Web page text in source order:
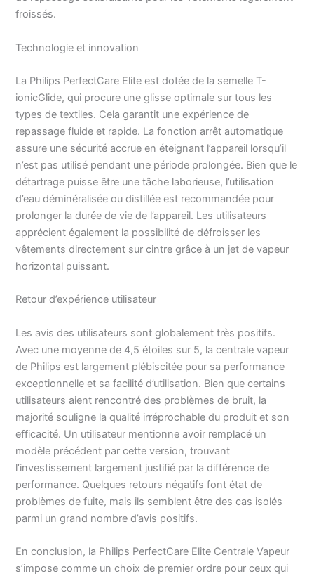
froissés.
Technologie et innovation
La Philips PerfectCare Elite est dotée de la semelle T-
ionicGlide, qui procure une glisse optimale sur tous les
types de textiles. Cela garantit une expérience de
repassage fluide et rapide. La fonction arrêt automatique
assure une sécurité accrue en éteignant l’appareil lorsqu’il
n’est pas utilisé pendant une période prolongée. Bien que le
détartrage puisse être une tâche laborieuse, l’utilisation
d’eau déminéralisée ou distillée est recommandée pour
prolonger la durée de vie de l’appareil. Les utilisateurs
apprécient également la possibilité de défroisser les
vêtements directement sur cintre grâce à un jet de vapeur
horizontal puissant.
Retour d’expérience utilisateur
Les avis des utilisateurs sont globalement très positifs.
Avec une moyenne de 4,5 étoiles sur 5, la centrale vapeur
de Philips est largement plébiscitée pour sa performance
exceptionnelle et sa facilité d’utilisation. Bien que certains
utilisateurs aient rencontré des problèmes de bruit, la
majorité souligne la qualité irréprochable du produit et son
efficacité. Un utilisateur mentionne avoir remplacé un
modèle précédent par cette version, trouvant
l’investissement largement justifié par la différence de
performance. Quelques retours négatifs font état de
problèmes de fuite, mais ils semblent être des cas isolés
parmi un grand nombre d’avis positifs.
En conclusion, la Philips PerfectCare Elite Centrale Vapeur
s’impose comme un choix de premier ordre pour ceux qui